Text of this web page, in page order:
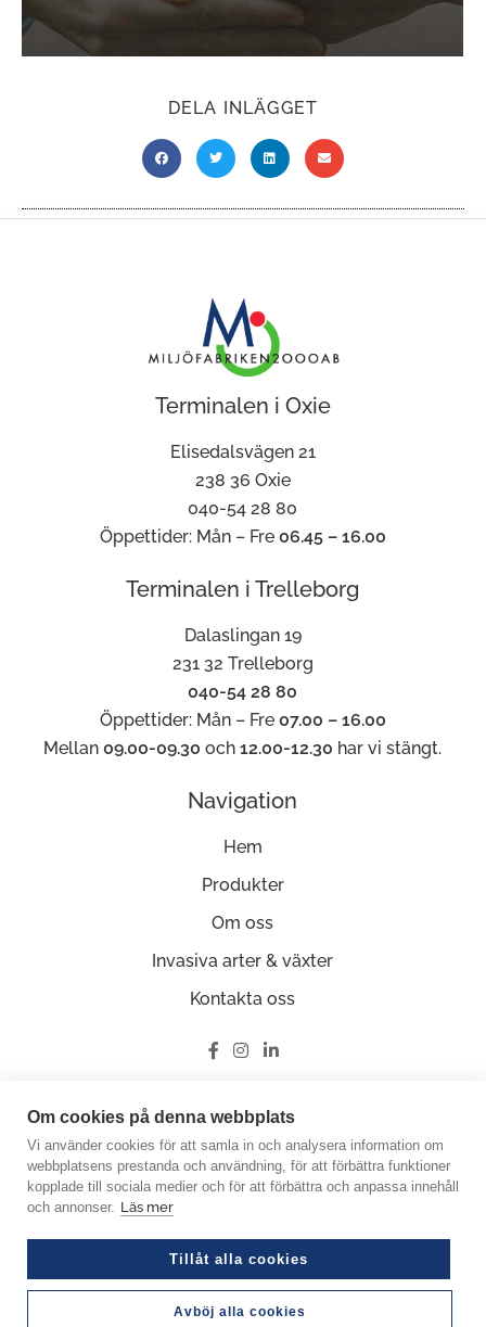
DELA INLÄGGET
Terminalen i Oxie
Elisedalsvägen 21
238 36 Oxie
040-54 28 80
Öppettider: Mån – Fre 06.45 – 16.00
Terminalen i Trelleborg
Dalaslingan 19
231 32 Trelleborg
040-54 28 80
Öppettider: Mån – Fre 07.00 – 16.00
Mellan09.00-09.30 och12.00-12.30 har vi stängt.
Navigation
Hem
Produkter
Om oss
Invasiva arter & växter
Kontakta oss
Ge oss en recension på Google
© Copyright 2026 Miljöfabriken
Crafted by Good Guys Web Agency
Org.nummer: 556585-0848
Personuppgiftspolicy
Om cookies på denna webbplats
Vi använder cookies för att samla in och analysera information om
webbplatsens prestanda och användning, för att förbättra funktioner
kopplade till sociala medier och för att förbättra och anpassa innehåll
och annonser. Läs mer
Tillåt alla cookies
Avböj alla cookies